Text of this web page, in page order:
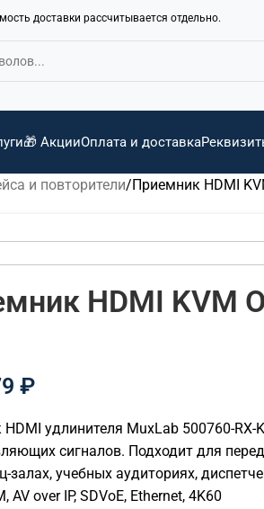
доставки рассчитывается отдельно.
🎁 АкцииОплата и доставка
и повторители Приемник HDMI
HDMI KVM
₽
удлинителя MuxLab 500760-
сигналов. Подходит для
залах, учебных аудиториях,
AV over IP, SDVoE, Ethernet, 4K60